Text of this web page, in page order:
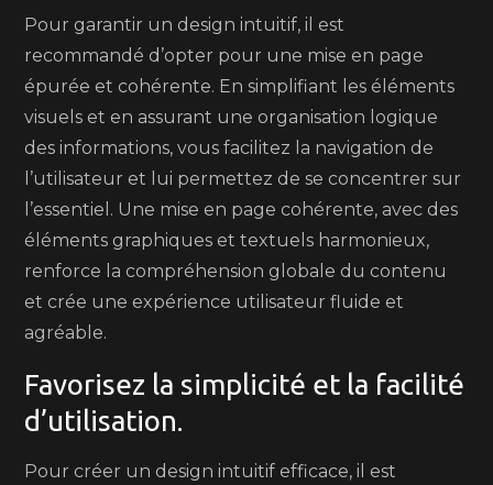
Pour garantir un design intuitif, il est
recommandé d’opter pour une mise en page
épurée et cohérente. En simplifiant les éléments
visuels et en assurant une organisation logique
des informations, vous facilitez la navigation de
l’utilisateur et lui permettez de se concentrer sur
l’essentiel. Une mise en page cohérente, avec des
éléments graphiques et textuels harmonieux,
renforce la compréhension globale du contenu
et crée une expérience utilisateur fluide et
agréable.
Favorisez la simplicité et la facilité
d’utilisation.
Pour créer un design intuitif efficace, il est